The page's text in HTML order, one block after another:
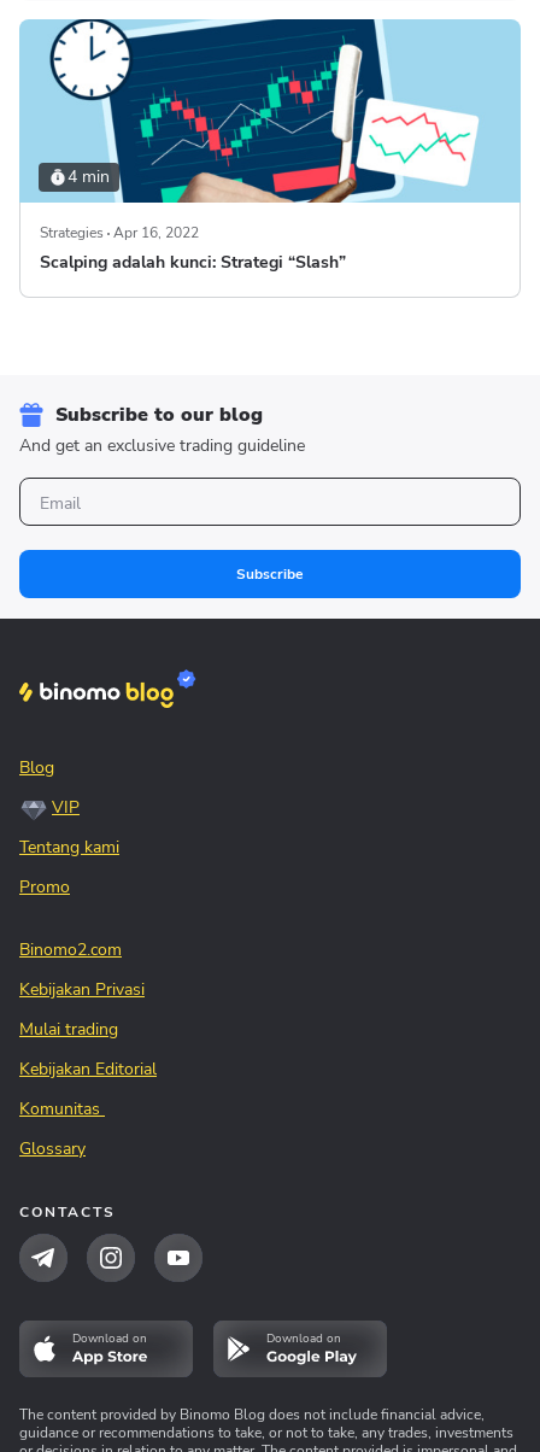
4 min
Strategies Apr 16, 2022
Scalping adalah kunci: Strategi “Slash”
Subscribe to our blog
And get an exclusive trading guideline
Subscribe
Blog
VIP
Tentang kami
Promo
Binomo2.com
Kebijakan Privasi
Mulai trading
Kebijakan Editorial
Komunitas
Glossary
CONTACTS
Download on Download on
The content provided by Binomo Blog does not include financial advice,
guidance or recommendations to take, or not to take, any trades, investments